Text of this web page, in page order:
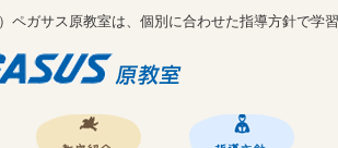
ペガサス原教室は、個別に合わせた指導方針で学